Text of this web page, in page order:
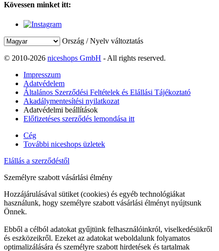
Kövessen minket itt:
Ország / Nyelv változtatás
© 2010-2026 niceshops GmbH - All rights reserved.
Impresszum
Adatvédelem
Általános Szerződési Feltételek és Elállási Tájékoztató
Akadálymentesítési nyilatkozat
Adatvédelmi beállítások
Előfizetéses szerződés lemondása itt
Cég
További niceshops üzletek
Elállás a szerződéstől
Személyre szabott vásárlási élmény
Hozzájárulásával sütiket (cookies) és egyéb technológiákat
használunk, hogy személyre szabott vásárlási élményt nyújtsunk
Önnek.
Ebből a célból adatokat gyűjtünk felhasználóinkról, viselkedésükről
és eszközeikről. Ezeket az adatokat weboldalunk folyamatos
optimalizálására és személyre szabott hirdetések és tartalmak